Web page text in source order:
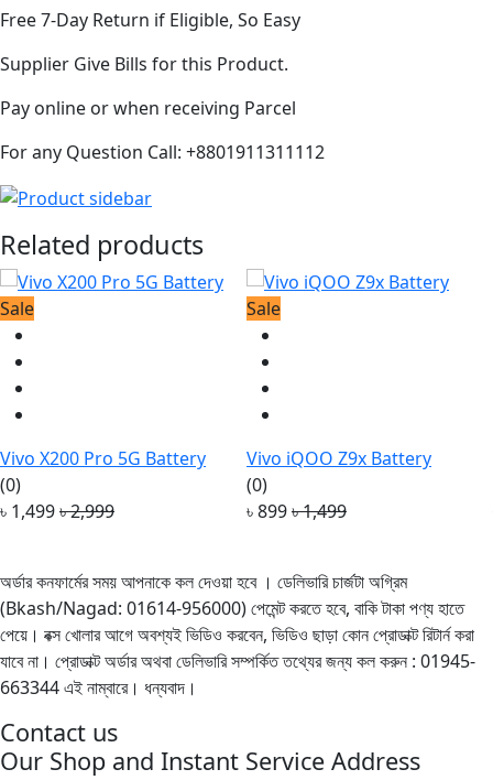
Free 7-Day Return if Eligible, So Easy
Supplier Give Bills for this Product.
Pay online or when receiving Parcel
For any Question Call: +8801911311112
Related products
Sale
Vivo X200 Pro 5G Battery
(0)
৳ 1,499৳ 2,999
Sale
Vivo iQOO Z9x Battery
(0)
৳ 899৳ 1,499
অর্ডার কনফার্মের সময় আপনাকে কল দেওয়া হবে । ডেলিভারি চার্জটা অগ্রিম
(Bkash/Nagad: 01614-956000) পেমেন্ট করতে হবে, বাকি টাকা পণ্য হাতে
পেয়ে। বক্স খোলার আগে অবশ্যই ভিডিও করবেন, ভিডিও ছাড়া কোন প্রোডাক্ট রিটার্ন করা
যাবে না। প্রোডাক্ট অর্ডার অথবা ডেলিভারি সম্পর্কিত তথ্যের জন্য কল করুন : 01945-
663344 এই নাম্বারে। ধন্যবাদ।
Contact us
Our Shop and Instant Service Address